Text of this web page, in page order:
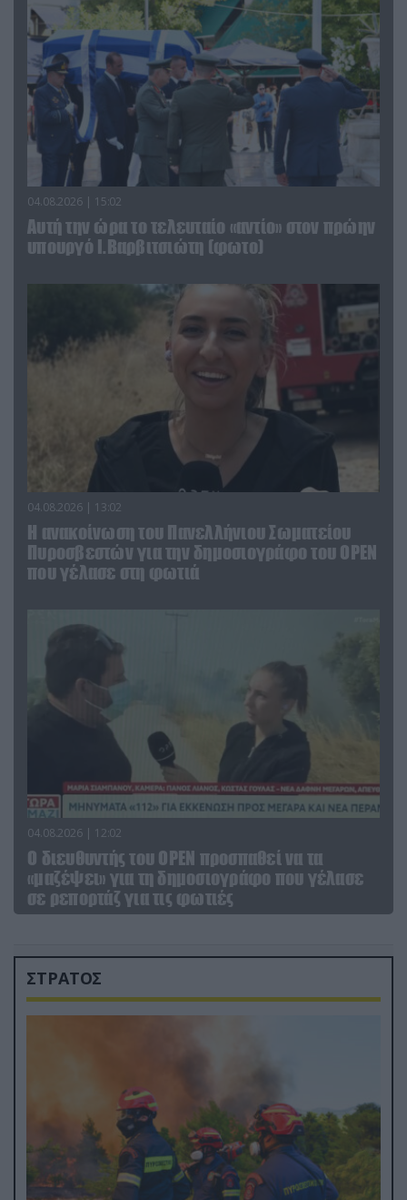
04.08.2026 | 15:02
Αυτή την ώρα το τελευταίο «αντίο» στον πρώην
υπουργό Ι.Βαρβιτσιώτη (φωτο)
04.08.2026 | 13:02
Η ανακοίνωση του Πανελλήνιου Σωματείου
Πυροσβεστών για την δημοσιογράφο του OPEN
που γέλασε στη φωτιά
04.08.2026 | 12:02
O διευθυντής του OPEN προσπαθεί να τα
«μαζέψει» για τη δημοσιογράφο που γέλασε
σε ρεπορτάζ για τις φωτιές
ΣΤΡΑΤΟΣ